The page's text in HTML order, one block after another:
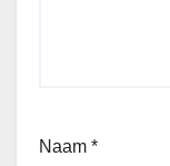
Naam *